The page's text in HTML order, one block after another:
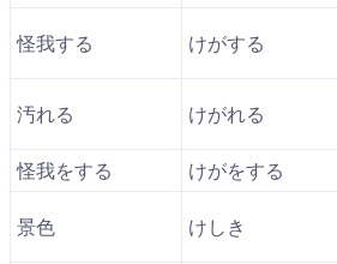
怪我する けがする
汚れる けがれる
怪我をする
けがをする
景色 けしき